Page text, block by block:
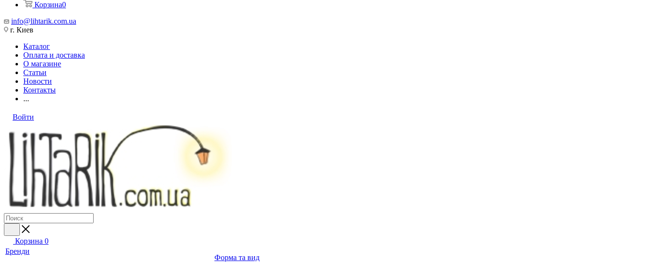
Корзина0
info@lihtarik.com.ua
г. Киев
Каталог
Оплата и доставка
О магазине
Статьи
Новости
Контакты
...
Войти
Корзина 0
Бренди
Форма та вид